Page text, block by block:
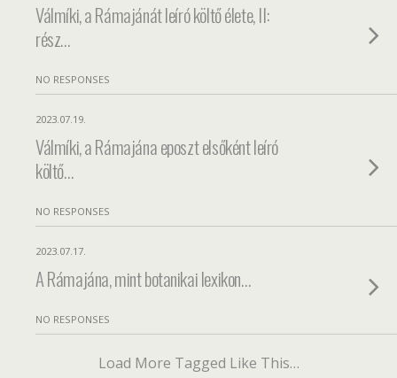
Válmíki, a Rámajánát leíró költő élete, II:
rész…
NO RESPONSES
2023.07.19.
Válmíki, a Rámajána eposzt elsőként leíró
költő…
NO RESPONSES
2023.07.17.
A Rámajána, mint botanikai lexikon…
NO RESPONSES
Load More Tagged Like This…